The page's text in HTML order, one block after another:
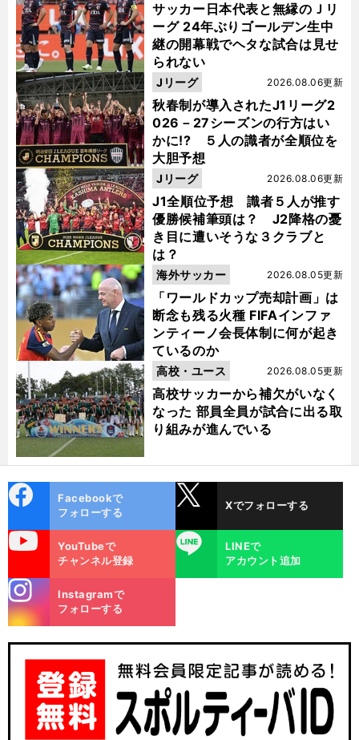
サッカー日本代表と無縁のＪリ
ーグ 24年ぶりゴールデン生中
継の開幕戦でヘタな試合は見せ
られない
秋春制が導入されたJ1リーグ2
026－27シーズンの行方はい
かに!? ５人の識者が全順位を
大胆予想
2026.08.06更新
Jリーグ
J1全順位予想 識者５人が推す
優勝候補筆頭は？ J2降格の憂
き目に遭いそうな３クラブと
は？
2026.08.06更新
Jリーグ
「ワールドカップ売却計画」は
断念も残る火種 FIFAインファ
ンティーノ会長体制に何が起き
ているのか
2026.08.05更新
海外サッカー
高校サッカーから補欠がいなく
なった 部員全員が試合に出る取
り組みが進んでいる
2026.08.05更新
高校・ユース
ok
Facebookで
フォローする
Xでフォローする
YouTubeで
チャンネル登録
LINE
LINEで
アカウント追加
m
Instagramで
フォローする